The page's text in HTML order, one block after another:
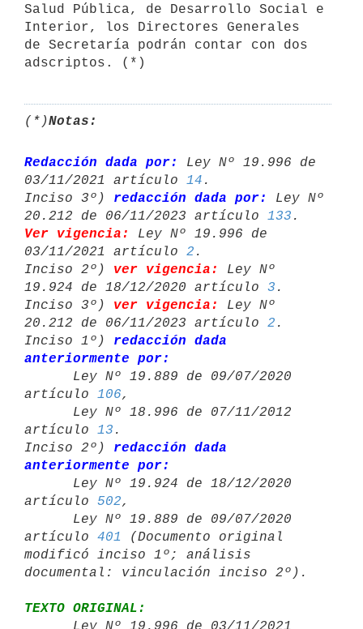
Salud Pública, de Desarrollo Social e
Interior, los Directores Generales
de Secretaría podrán contar con dos
adscriptos. (*)
(*)Notas:
Redacción dada por:
Ley Nº 19.996 de
03/11/2021 artículo 14 .
Inciso 3º) redacción dada por:
Ley Nº
20.212 de 06/11/2023 artículo 133
Ver vigencia:
Ley Nº 19.996 de
03/11/2021 artículo 2 .
Inciso 2º) ver vigencia:
Ley Nº
19.924 de 18/12/2020 artículo 3 .
Inciso 3º) ver vigencia:
Ley Nº
20.212 de 06/11/2023 artículo 2 .
Inciso 1º) redacción dada
anteriormente por:
artículo 106,
artículo 13 .
Inciso 2º) redacción dada
anteriormente por:
artículo 502,
artículo 401
(Documento original
modificó inciso 1º; análisis
TEXTO ORIGINAL: